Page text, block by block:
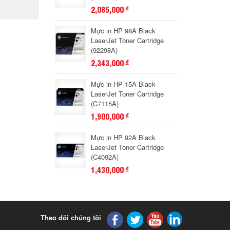
2,085,000đ
Mực in HP 98A Black
LaserJet Toner Cartridge
(92298A)
2,343,000đ
Mực in HP 15A Black
LaserJet Toner Cartridge
(C7115A)
1,900,000đ
Mực in HP 92A Black
LaserJet Toner Cartridge
(C4092A)
1,430,000đ
Theo dõi chúng tôi